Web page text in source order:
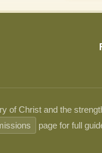
Christ and the
page for full